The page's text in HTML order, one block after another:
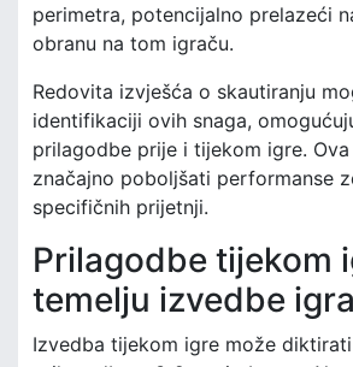
perimetra, potencijalno prelazeći
obranu na tom igraču.
Redovita izvješća o skautiranju
identifikaciji ovih snaga,
prilagodbe prije i tijekom igre.
značajno poboljšati performanse
specifičnih prijetnji.
Prilagodbe tijekom
temelju izvedbe
Izvedba tijekom igre može